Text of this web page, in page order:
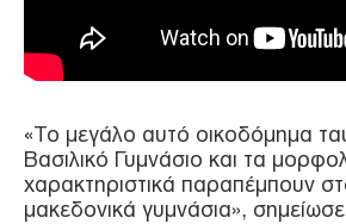
«Το μεγάλο αυτό οικοδόμημα
Βασιλικό Γυμνάσιο και τα
χαρακτηριστικά παραπέμπουν
μακεδονικά γυμνάσια»,